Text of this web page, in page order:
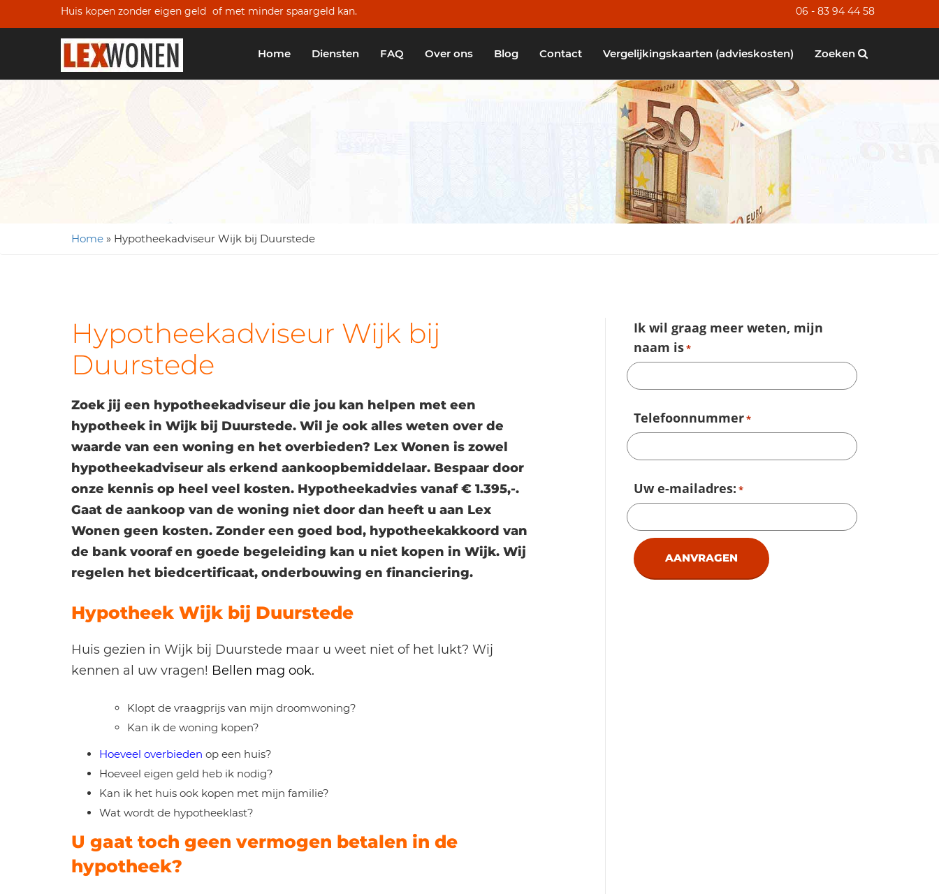
Huis kopen zonder eigen geld of met minder spaargeld kan. 06 - 83 94 44 58
Home Diensten FAQ Over ons Blog Contact Vergelijkingskaarten (advieskosten) Zoeken
Home » Hypotheekadviseur Wijk bij Duurstede
Hypotheekadviseur Wijk bij
Duurstede
Zoek jij een hypotheekadviseur die jou kan helpen met een
hypotheek in Wijk bij Duurstede. Wil je ook alles weten over de
waarde van een woning en het overbieden? Lex Wonen is zowel
hypotheekadviseur als erkend aankoopbemiddelaar. Bespaar door
onze kennis op heel veel kosten. Hypotheekadvies vanaf € 1.395,-.
Gaat de aankoop van de woning niet door dan heeft u aan Lex
Wonen geen kosten. Zonder een goed bod, hypotheekakkoord van
de bank vooraf en goede begeleiding kan u niet kopen in Wijk. Wij
regelen het biedcertificaat, onderbouwing en financiering.
Hypotheek Wijk bij Duurstede
Huis gezien in Wijk bij Duurstede maar u weet niet of het lukt? Wij
kennen al uw vragen! Bellen mag ook.
Klopt de vraagprijs van mijn droomwoning?
Kan ik de woning kopen?
Hoeveel overbieden op een huis?
Hoeveel eigen geld heb ik nodig?
Kan ik het huis ook kopen met mijn familie?
Wat wordt de hypotheeklast?
U gaat toch geen vermogen betalen in de
hypotheek?
Ik wil graag meer weten, mijn
naam is*
Telefoonnummer*
Uw e-mailadres: *